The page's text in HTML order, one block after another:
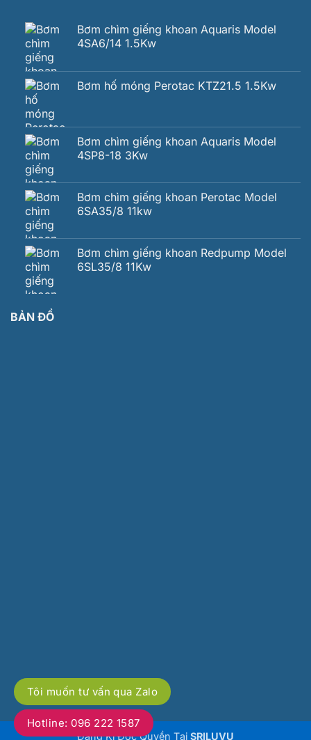
Bơm chìm giếng khoan Aquaris Model
4SA6/14 1.5Kw
Bơm hố móng Perotac KTZ21.5 1.5Kw
Bơm chìm giếng khoan Aquaris Model
4SP8-18 3Kw
Bơm chìm giếng khoan Perotac Model
6SA35/8 11kw
Bơm chìm giếng khoan Redpump Model
6SL35/8 11Kw
BẢN ĐỒ
Đăng Kí Độc Quyền Tại SRILUVU
Tôi muốn tư vấn qua Zalo
Hotline: 096 222 1587